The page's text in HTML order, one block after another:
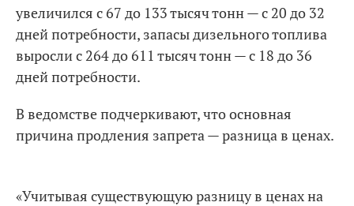
увеличился с 67 до 133 тысяч тонн — с 20 до 32
дней потребности, запасы дизельного топлива
выросли с 264 до 611 тысяч тонн — с 18 до 36
дней потребности.
В ведомстве подчеркивают, что основная
причина продления запрета — разница в ценах.
«Учитывая существующую разницу в ценах на